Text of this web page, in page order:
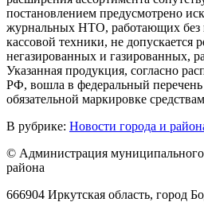
постановлением предусмотрено
журнальных НТО, работающих без
кассовой техники, не допускается
негазированных и газированных,
Указанная продукция, согласно
РФ, вошла в федеральный
обязательной маркировке
В рубрике: Новости города и
© Администрация муниципального
района
666904 Иркутская область, город